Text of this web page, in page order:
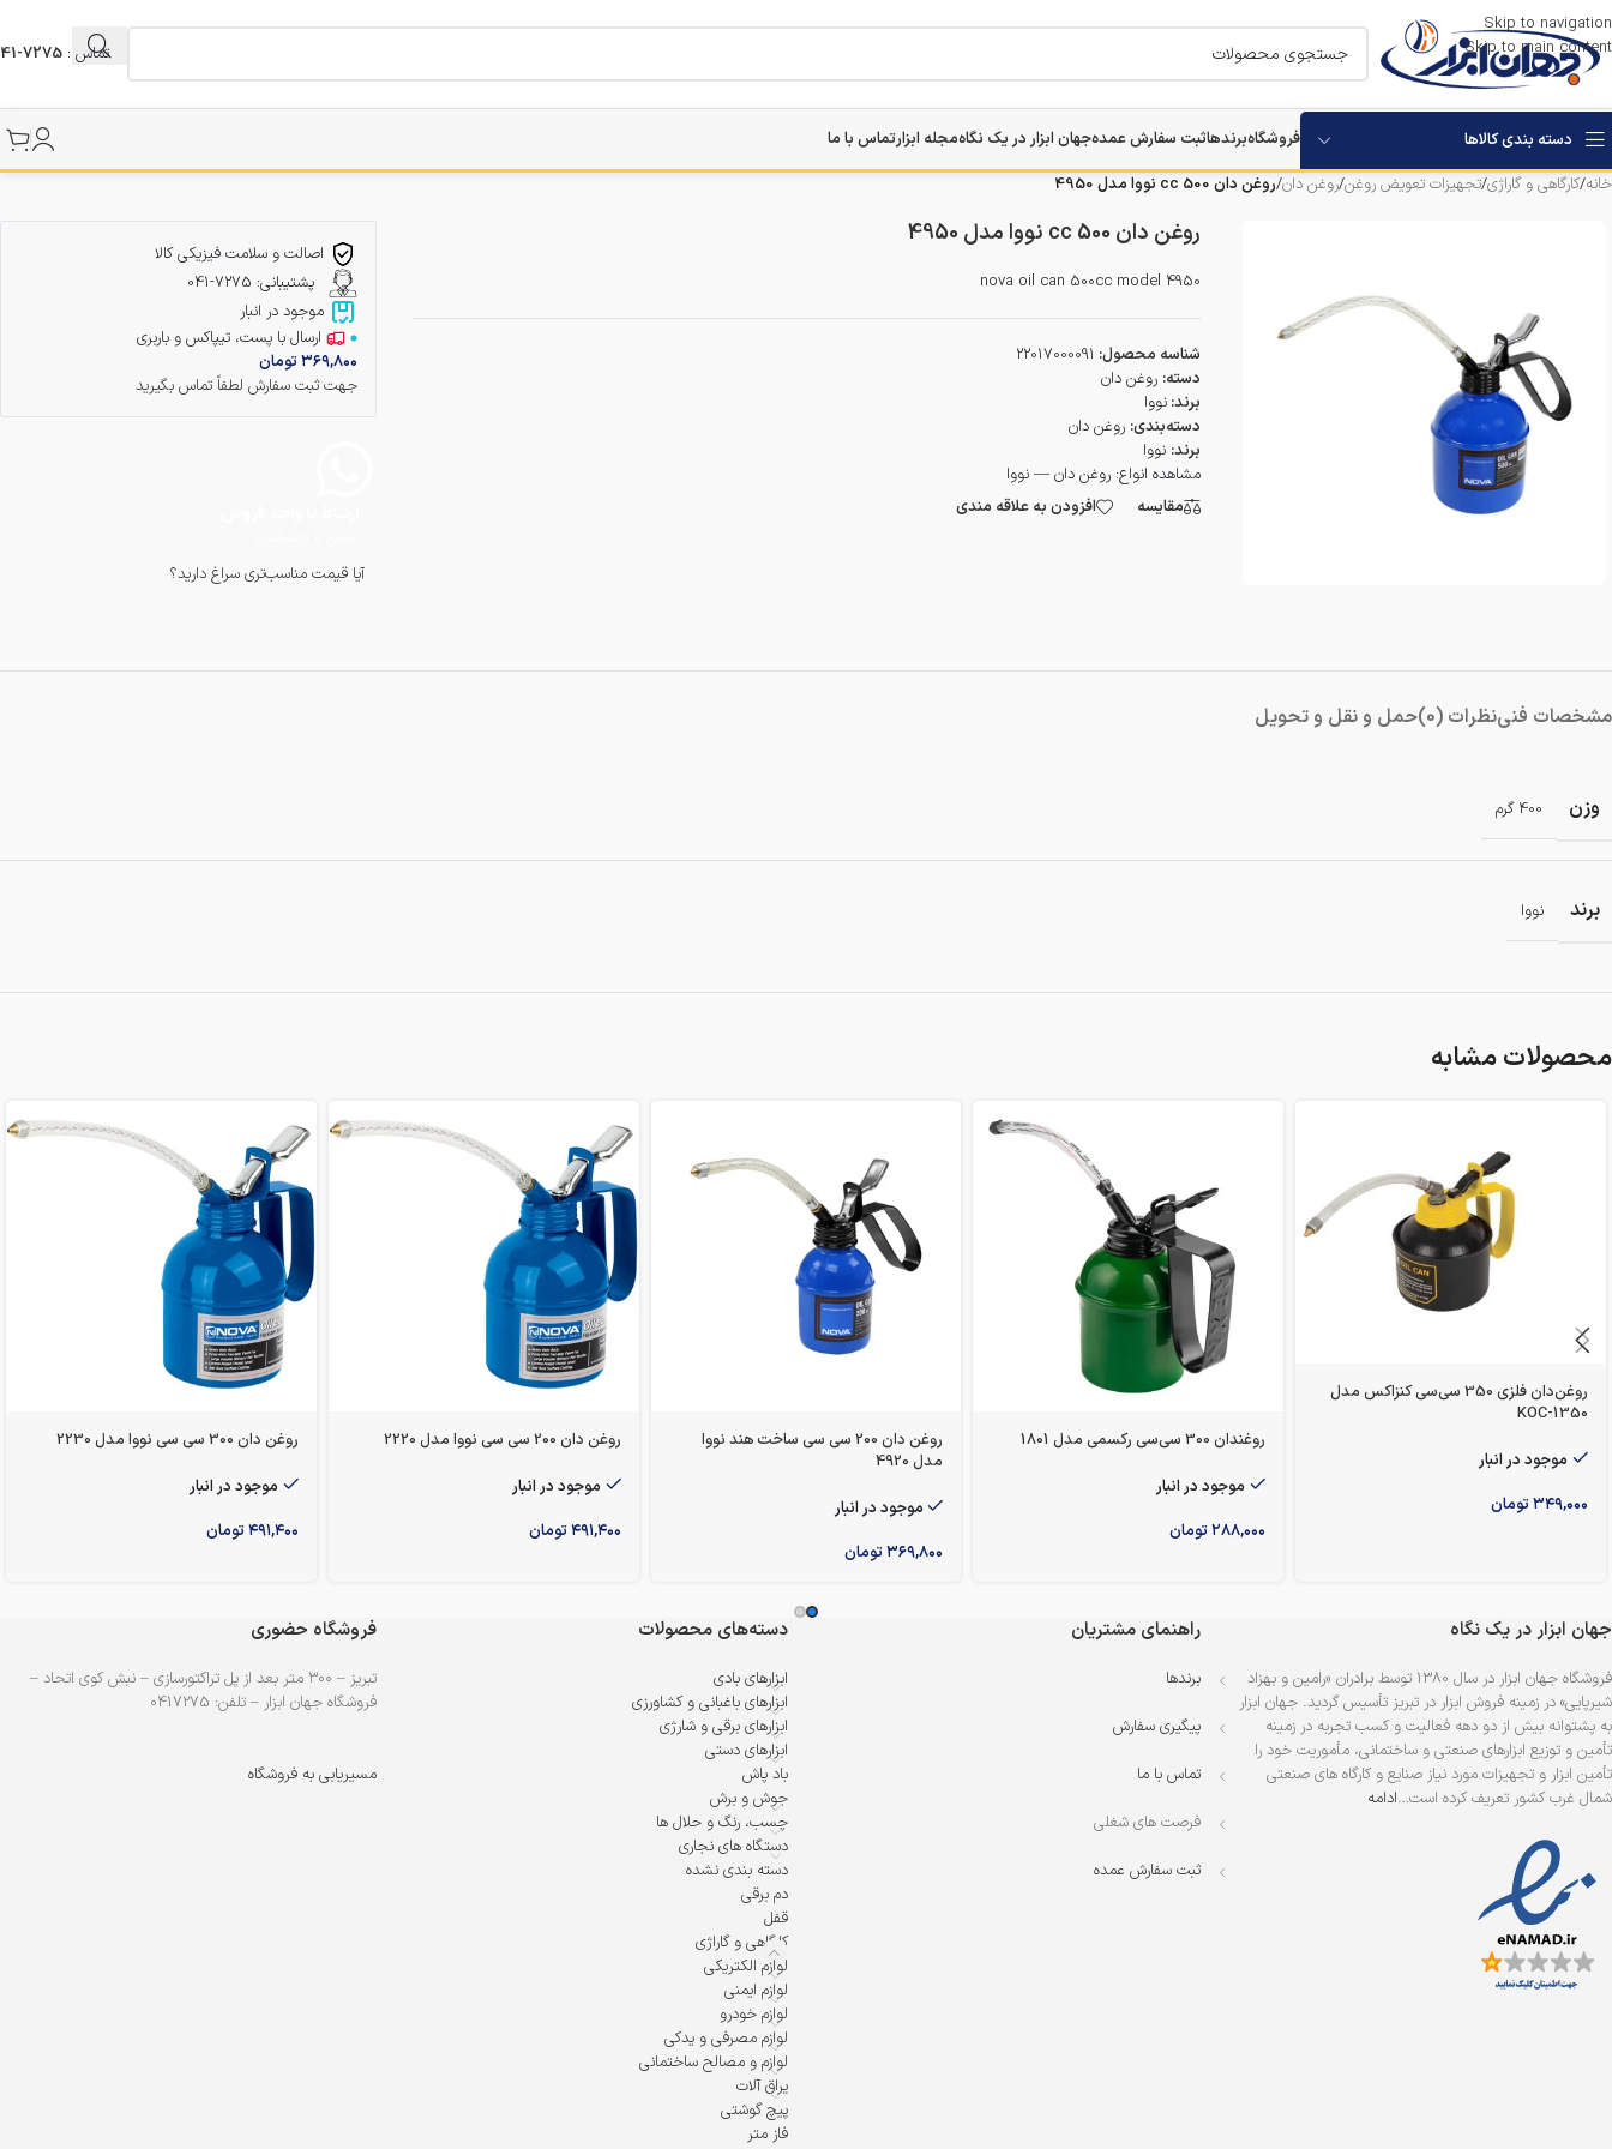
Skip to navigation
Skip to main content
تماس : 7275-041
دسته بندی کالاها
دستگاه های تخریب
دستگاه های سوراخکاری
دستگاه ویبراتور بتن
فروشگاهبرندهاثبت سفارش عمدهجهان ابزار در یک نگاهمجله ابزارتماس با ما
خانه/کارگاهی و گاراژی/تجهیزات تعویض روغن/روغن دان/روغن دان 500 cc نووا مدل 4950
روغن دان 500 cc نووا مدل 4950
nova oil can 500cc model 4950
شناسه محصول: 22017000091
دسته: روغن دان
برند:نووا
دسته‌بندی: روغن دان
برند: نووا
مشاهده انواع:روغن دان — نووا
مقایسه
افزودن به علاقه مندی
اصالت و سلامت فیزیکی کالا
پشتیبانی: 7275-041
موجود در انبار
ارسال با پست، تیپاکس و باربری
۳۶۹,۸۰۰تومان
جهت ثبت سفارش لطفاً تماس بگیرید
آیا قیمت مناسب‌تری سراغ دارید؟
مشخصات فنینظرات (0) حمل و نقل و تحویل
وزن 400 گرم
برند نووا
محصولات مشابه
روغن‌دان فلزی 350 سی‌سی کنزاکس مدل
KOC-1350
موجود در انبار
۳۴۹,۰۰۰تومان
روغندان 300 سی‌سی رکسمی مدل 1801
موجود در انبار
۲۸۸,۰۰۰تومان
روغن دان 200 سی سی ساخت هند نووا
مدل 4920
موجود در انبار
۳۶۹,۸۰۰تومان
روغن دان 200 سی سی نووا مدل 2220
موجود در انبار
۴۹۱,۴۰۰تومان
روغن دان 300 سی سی نووا مدل 2230
موجود در انبار
۴۹۱,۴۰۰تومان
جهان ابزار در یک نگاه
فروشگاه جهان ابزار در سال 1380 توسط برادران «رامین و بهزاد
شیرپایی» در زمینه فروش ابزار در تبریز تأسیس گردید. جهان ابزار
به پشتوانه بیش از دو دهه فعالیت و کسب تجربه در زمینه
تأمین و توزیع ابزارهای صنعتی و ساختمانی، مأموریت خود را
تأمین ابزار و تجهیزات مورد نیاز صنایع و کارگاه های صنعتی
شمال غرب کشور تعریف کرده است…ادامه
راهنمای مشتریان
برندها
پیگیری سفارش
تماس با ما
فرصت های شغلی
ثبت سفارش عمده
دسته‌های محصولات
ابزارهای بادی
ابزارهای باغبانی و کشاورزی
ابزارهای برقی و شارژی
ابزارهای دستی
باد پاش
جوش و برش
چسب، رنگ و حلال ها
دستگاه های نجاری
دسته بندی نشده
دم برقی
قفل
کارگاهی و گاراژی
لوازم الکتریکی
لوازم ایمنی
لوازم خودرو
لوازم مصرفی و یدکی
لوازم و مصالح ساختمانی
یراق آلات
پیچ گوشتی
فاز متر
فروشگاه حضوری
تبریز – ۳۰۰ متر بعد از پل تراکتورسازی – نبش کوی اتحاد –
فروشگاه جهان ابزار – تلفن: 0417275
مسیریابی به فروشگاه